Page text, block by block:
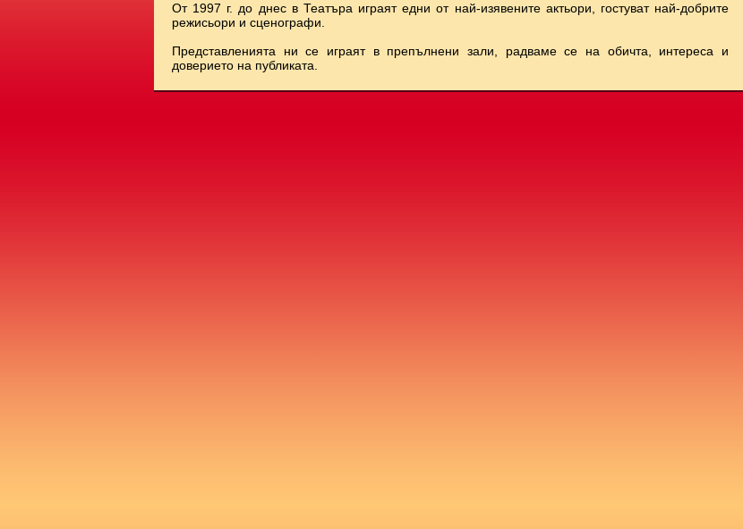
От 1997 г. до днес в Театъра играят едни от най-изявените актьори, гостуват най-добрите
режисьори и сценографи.
Представленията ни се играят в препълнени зали, радваме се на обичта, интереса и
доверието на публиката.